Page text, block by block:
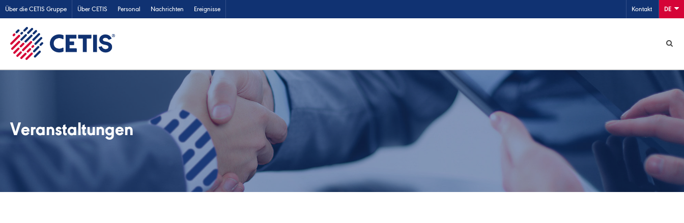
Über die CETIS Gruppe Über CETIS Personal Nachrichten Ereignisse Kontakt DE
Veranstaltungen